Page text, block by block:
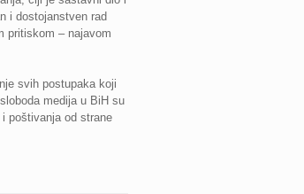
i dostojanstven rad
pritiskom – najavom
svih postupaka koji
medija u BiH su
poštivanja od strane